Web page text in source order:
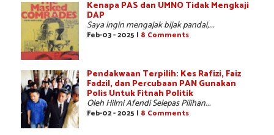
Kenapa PAS dan UMNO Tidak Mengkaji
DAP
Saya ingin mengajak bijak pandai,...
Feb-03 - 2025 | 8 Comments
Pendakwaan Terpilih: Kes Rafizi, Faiz
Fadzil, dan Percubaan PAN Gunakan
Polis Untuk Fitnah Politik
Oleh Hilmi Afendi Selepas Pilihan...
Feb-02 - 2025 | 8 Comments